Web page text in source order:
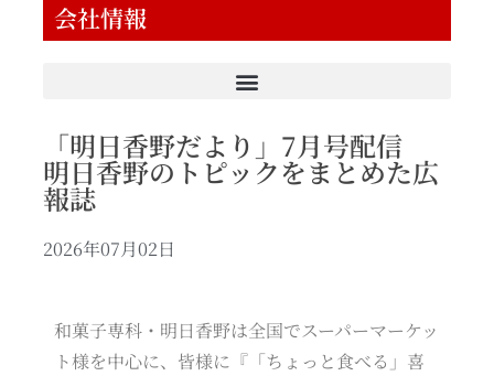
会社情報
「明日香野だより」7月号配信
明日香野のトピックをまとめた広
報誌
2026年07月02日
和菓子専科・明日香野は全国でスーパーマーケッ
ト様を中心に、皆様に『「ちょっと食べる」喜